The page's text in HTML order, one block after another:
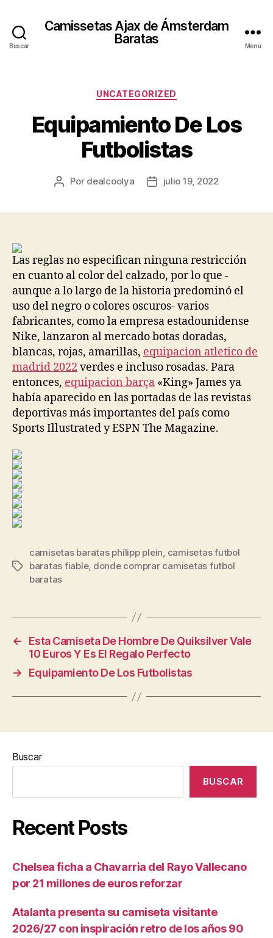
Buscar
Camissetas Ajax de Ámsterdam
Baratas
Menú
Categorías
UNCATEGORIZED
Equipamiento De Los
Futbolistas
Autor
Por dealcoolya
Fechajulio 19, 2022
Las reglas no especifican ninguna restricción
en cuanto al color del calzado, por lo que -
aunque a lo largo de la historia predominó el
uso del negro o colores oscuros- varios
fabricantes, como la empresa estadounidense
Nike, lanzaron al mercado botas doradas,
blancas, rojas, amarillas, equipacion atletico de
madrid 2022 verdes e incluso rosadas. Para
entonces, equipacion barça «King» James ya
había aparecido en las portadas de las revistas
deportivas más importantes del país como
Sports Illustrated y ESPN The Magazine.
Etiquetas
camisetas baratas philipp plein, camisetas futbol
baratas fiable, donde comprar camisetas futbol
baratas
←
Esta Camiseta De Hombre De Quiksilver Vale
10 Euros Y Es El Regalo Perfecto
→
Equipamiento De Los Futbolistas
Buscar
BUSCAR
Recent Posts
Chelsea ficha a Chavarria del Rayo Vallecano
por 21 millones de euros reforzar
Atalanta presenta su camiseta visitante
2026/27 con inspiración retro de los años 90